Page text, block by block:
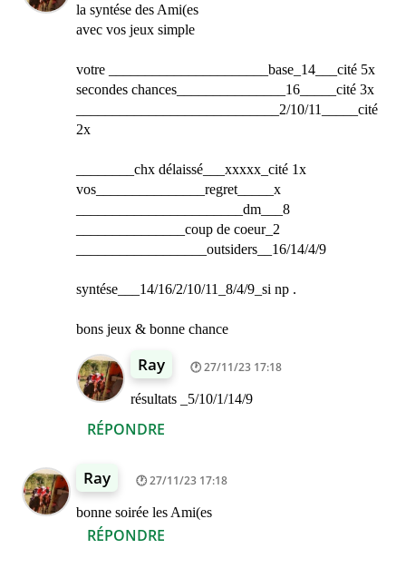
la syntése des Ami(es
avec vos jeux simple
votre ______________________base_14___cité 5x
secondes chances_______________16_____cité 3x
____________________________2/10/11_____cité
2x
________chx délaissé___xxxxx_cité 1x
vos_______________regret_____x
_______________________dm___8
_______________coup de coeur_2
__________________outsiders__16/14/4/9
syntése___14/16/2/10/11_8/4/9_si np .
bons jeux & bonne chance
RÉPONDRE
Ray 27/11/23 17:18
résultats _5/10/1/14/9
Ray 27/11/23 17:18
bonne soirée les Ami(es
RÉPONDRE